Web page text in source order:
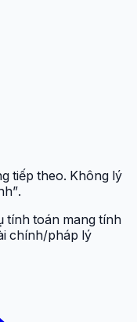
tiếp theo. Không lý
toán mang tính
chính/pháp lý